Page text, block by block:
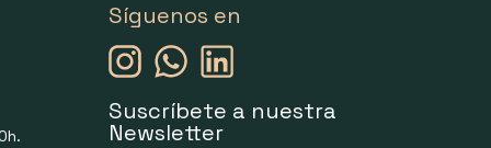
Síguenos en
Suscríbete a nuestra
Newsletter